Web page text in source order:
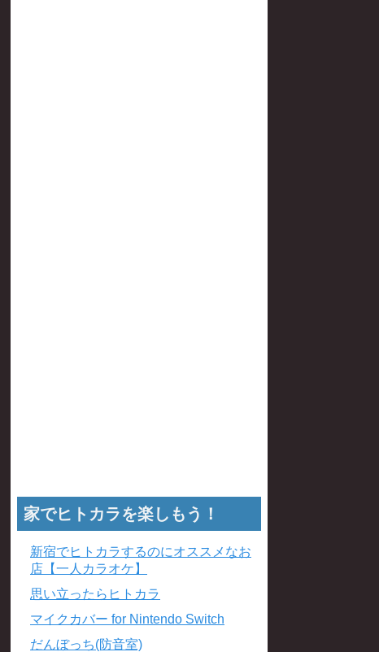
家でヒトカラを楽しもう！
新宿でヒトカラするのにオススメなお
店【一人カラオケ】
思い立ったらヒトカラ
マイクカバー for Nintendo Switch
だんぼっち(防音室)